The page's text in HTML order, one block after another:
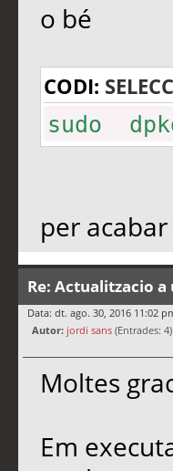
o bé
CODI:
sudo
per
Re: Actualitzacio a
Data: dt. ago. 30, 2016 11:02
Autor: jordi sans (Entrades: 4)
Moltes
Em